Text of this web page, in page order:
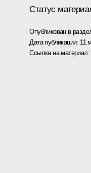
Статус
Опубликован в
Дата публикации: 11
Ссылка на материал: